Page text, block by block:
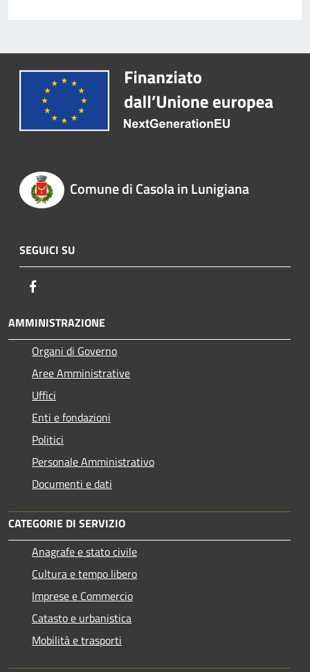
Comune di Casola in Lunigiana
SEGUICI SU
AMMINISTRAZIONE
Organi di Governo
Aree Amministrative
Uffici
Enti e fondazioni
Politici
Personale Amministrativo
Documenti e dati
CATEGORIE DI SERVIZIO
Anagrafe e stato civile
Cultura e tempo libero
Imprese e Commercio
Catasto e urbanistica
Mobilità e trasporti